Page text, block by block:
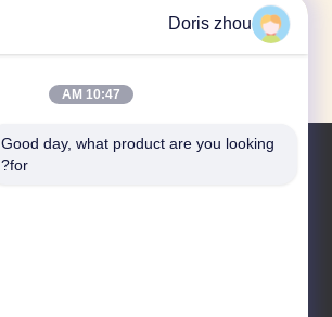
Doris zhou
10:47 AM
Good day, what product are you looking
for?